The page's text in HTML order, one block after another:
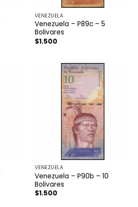
VENEZUELA
Venezuela – P89c – 5
Bolivares
$1.500
VENEZUELA
Venezuela – P90b – 10
Bolivares
$1.500